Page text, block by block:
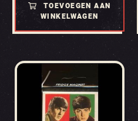
TOEVOEGEN AAN
WINKELWAGEN